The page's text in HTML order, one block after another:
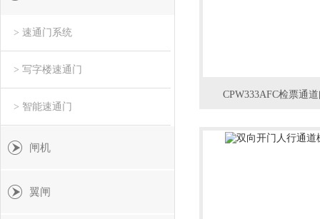
> 速通门系统
> 写字楼速通门
> 智能速通门
闸机
翼闸
CPW333AFC检票通